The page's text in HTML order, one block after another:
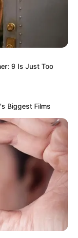
ιδιοκτησία του
η αναπαραγωγή, η
9 Is Just Too
Biggest Films